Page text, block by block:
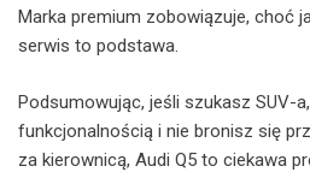
Marka premium zobowiązuje, choć
serwis to podstawa.
Podsumowując, jeśli szukasz SUV-
funkcjonalnością i nie bronisz się
za kierownicą, Audi Q5 to ciekawa